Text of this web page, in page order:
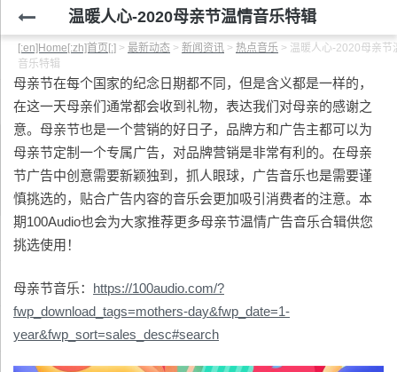
温暖人心-2020母亲节温情音乐特辑
[:en]Home[:zh]首页[:] > 最新动态 > 新闻资讯 > 热点音乐 > 温暖人心-2020母亲节
音乐特辑
母亲节在每个国家的纪念日期都不同，但是含义都是一样的，
在这一天母亲们通常都会收到礼物，表达我们对母亲的感谢之
意。母亲节也是一个营销的好日子，品牌方和广告主都可以为
母亲节定制一个专属广告，对品牌营销是非常有利的。在母亲
节广告中创意需要新颖独到，抓人眼球，广告音乐也是需要谨
慎挑选的，贴合广告内容的音乐会更加吸引消费者的注意。本
期100Audio也会为大家推荐更多母亲节温情广告音乐合辑供您
挑选使用！
母亲节音乐： https://100audio.com/?
fwp_download_tags=mothers-day&fwp_date=1-
year&fwp_sort=sales_desc#search